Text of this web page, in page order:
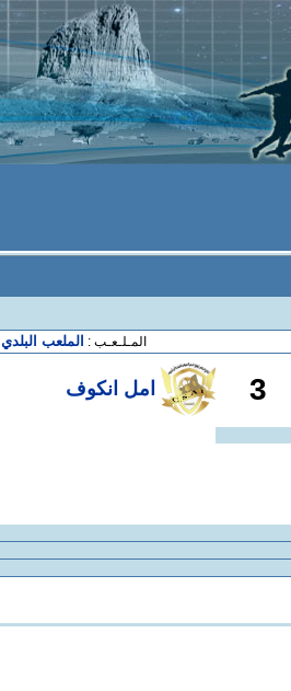
المـلـعـب : الملعب البلدي
3 امل انكوف